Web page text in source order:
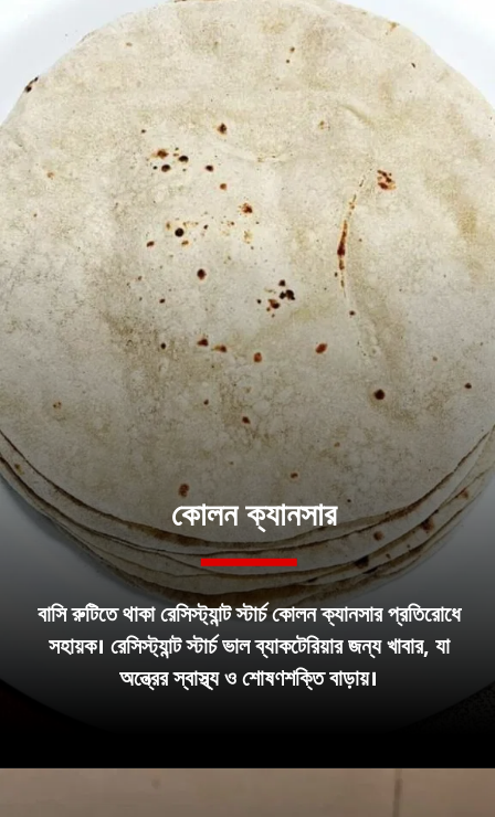
বাসি রুটিতে থাকা রেসিস্ট্যান্ট স্টার্চ কোলন ক্যানসার প্রতিরোধে
সহায়ক। রেসিস্ট্যান্ট স্টার্চ ভাল ব্যাকটেরিয়ার জন্য খাবার, যা
অন্ত্রের স্বাস্থ্য ও শোষণশক্তি বাড়ায়।
কোলন ক্যানসার